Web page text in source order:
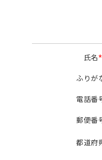
氏名
ふりが
電話番
郵便番
都道府